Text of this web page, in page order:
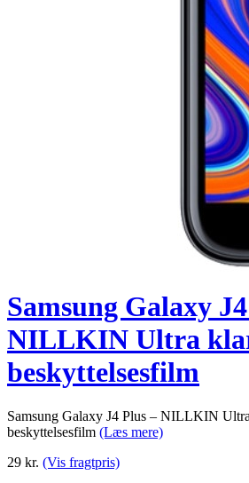
Samsung Galaxy
NILLKIN Ultra
beskyttelsesfilm
Samsung Galaxy J4 Plus – NILLKIN
beskyttelsesfilm (Læs mere)
29 kr. (Vis fragtpris)